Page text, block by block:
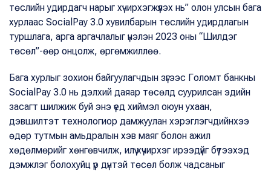
төслийн удирдагч нарыг хүчирхэгжүүлэх нь” олон улсын бага
хурлаас SocialPay 3.0 хувилбарын төслийн удирдлагын
туршлага, арга аргачлалыг үнэлэн 2023 оны “Шилдэг
төсөл”-өөр онцолж, өргөмжиллөө.
Бага хурлыг зохион байгуулагчдын зүгээс Голомт банкны
SocialPay 3.0 нь дэлхий даяар төсөлд суурилсан эдийн
засагт шилжиж буй энэ үед хиймэл оюун ухаан,
дэвшилтэт технологиор дамжуулан хэрэглэгчдийнхээ
өдөр тутмын амьдралын хэв маяг болон ажил
хөдөлмөрийг хөнгөвчилж, илүү хүчирхэг ирээдүйг бүтээхэд
дэмжлэг болохуйц үр дүнтэй төсөл болж чадсаныг